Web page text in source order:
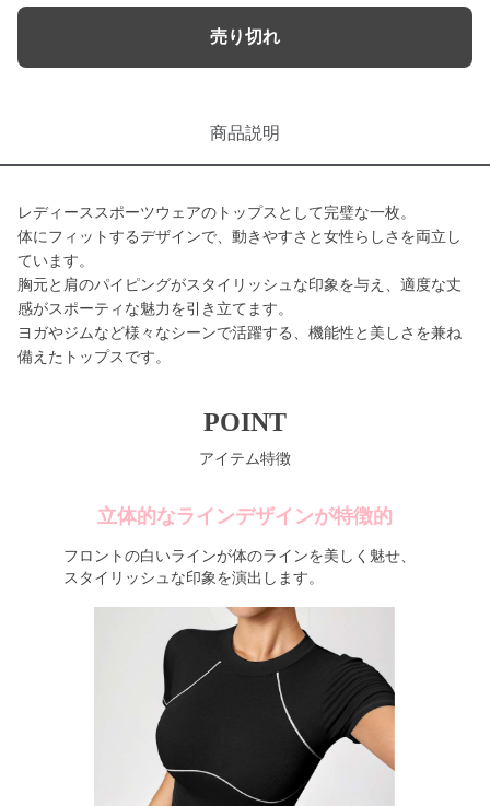
売り切れ
商品説明
レディーススポーツウェアのトップスとして完璧な一枚。
体にフィットするデザインで、動きやすさと女性らしさを両立し
ています。
胸元と肩のパイピングがスタイリッシュな印象を与え、適度な丈
感がスポーティな魅力を引き立てます。
ヨガやジムなど様々なシーンで活躍する、機能性と美しさを兼ね
備えたトップスです。
POINT
アイテム特徴
立体的なラインデザインが特徴的
フロントの白いラインが体のラインを美しく魅せ、
スタイリッシュな印象を演出します。